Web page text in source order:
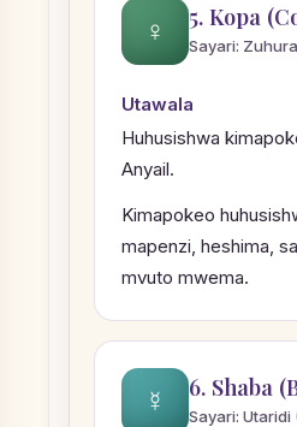
♀ 5. Kopa
Sayari:
Utawala
Huhusishwa
Anyail.
Kimapokeo
mapenzi, heshima,
mvuto mwema.
☿ 6. Shaba
Sayari: Utaridi